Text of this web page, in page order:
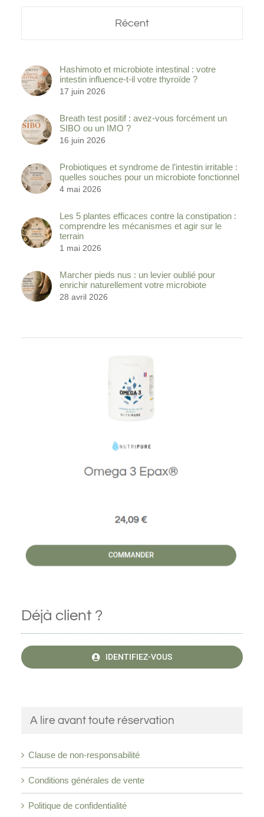
Récent
Hashimoto et microbiote intestinal : votre
intestin influence-t-il votre thyroïde ?
17 juin 2026
Breath test positif : avez-vous forcément un
SIBO ou un IMO ?
16 juin 2026
Probiotiques et syndrome de l’intestin irritable :
quelles souches pour un microbiote fonctionnel
4 mai 2026
Les 5 plantes efficaces contre la constipation :
comprendre les mécanismes et agir sur le
terrain
1 mai 2026
Marcher pieds nus : un levier oublié pour
enrichir naturellement votre microbiote
28 avril 2026
Déjà client ?
IDENTIFIEZ-VOUS
A lire avant toute réservation
Clause de non-responsabilité
Conditions générales de vente
Politique de confidentialité